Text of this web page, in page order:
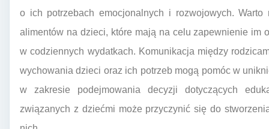
o ich potrzebach emocjonalnych i rozwojowych.
alimentów na dzieci, które mają na celu zapewnienie im
w codziennych wydatkach. Komunikacja między
wychowania dzieci oraz ich potrzeb mogą pomóc w
w zakresie podejmowania decyzji dotyczących
związanych z dziećmi może przyczynić się do